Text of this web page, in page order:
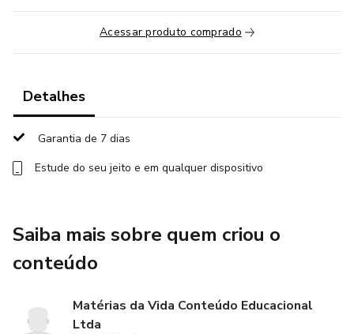
Exemplos de assuntos que você vai aprender:
- Criar títulos de vídeo/artigo chamativos, otimizados com
SEO.
- Criar descrição de vídeo do Youtube/legenda do
- Criar roteiro/script de vídeos.
- Criar artigos de blog.
- Criar posts de Instagram e demais redes sociais.
Acessar produto comprado
Detalhes
Garantia de 7 dias
Estude do seu jeito e em qualquer dispositivo
Saiba mais sobre quem criou o
conteúdo
Matérias da Vida Conteúdo Educacional
Ltda